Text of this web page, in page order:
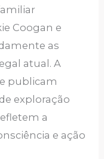
Coogan e
as
atual. A
publicam
exploração
a
e ação